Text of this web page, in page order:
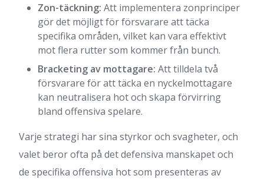
Zon-täckning: Att implementera zonprinciper
gör det möjligt för försvarare att täcka
specifika områden, vilket kan vara effektivt
mot flera rutter som kommer från bunch.
Bracketing av mottagare: Att tilldela två
försvarare för att täcka en nyckelmottagare
kan neutralisera hot och skapa förvirring
bland offensiva spelare.
Varje strategi har sina styrkor och svagheter, och
valet beror ofta på det defensiva manskapet och
de specifika offensiva hot som presenteras av